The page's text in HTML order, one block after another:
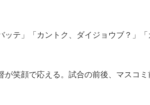
ッテ」「カントク、ダイジョウブ？」
笑顔で応える。試合の前後、マスコ